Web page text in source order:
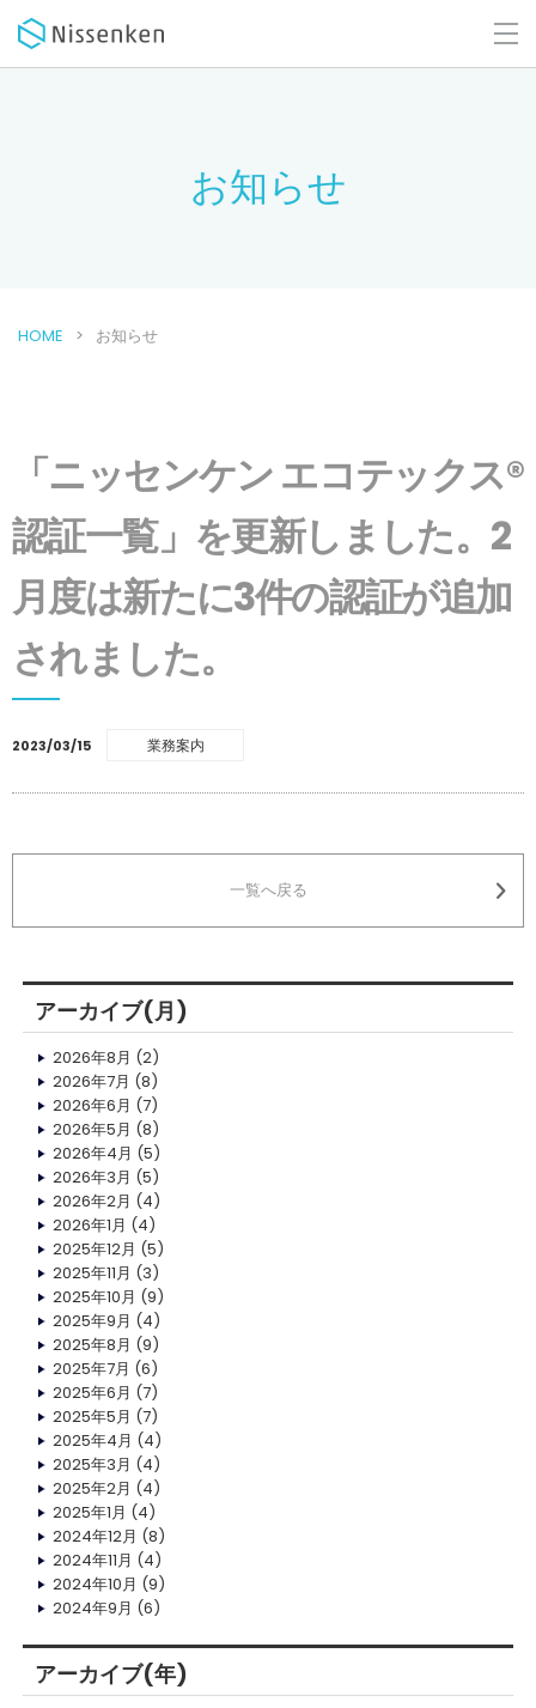
お知らせ
HOME お知らせ
「ニッセンケン エコテックス®
認証一覧」を更新しました。2
月度は新たに3件の認証が追加
されました。
2023/03/15 業務案内
一覧へ戻る
アーカイブ(月)
2026年8月 (2)
2026年7月 (8)
2026年6月 (7)
2026年5月 (8)
2026年4月 (5)
2026年3月 (5)
2026年2月 (4)
2026年1月 (4)
2025年12月 (5)
2025年11月 (3)
2025年10月 (9)
2025年9月 (4)
2025年8月 (9)
2025年7月 (6)
2025年6月 (7)
2025年5月 (7)
2025年4月 (4)
2025年3月 (4)
2025年2月 (4)
2025年1月 (4)
2024年12月 (8)
2024年11月 (4)
2024年10月 (9)
2024年9月 (6)
アーカイブ(年)